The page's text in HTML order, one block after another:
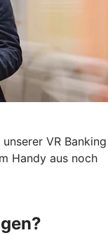
VR Banking
Handy aus noch